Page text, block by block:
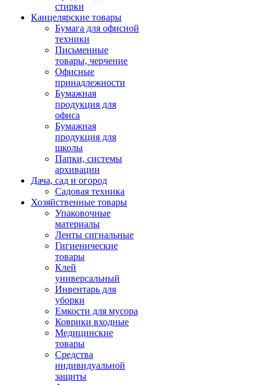
стирки
Канцелярские товары
Бумага для офисной
техники
Письменные
товары, черчение
Офисные
принадлежности
Бумажная
продукция для
офиса
Бумажная
продукция для
школы
Папки, системы
архивации
Дача, сад и огород
Садовая техника
Хозяйственные товары
Упаковочные
материалы
Ленты сигнальные
Гигиенические
товары
Клей
универсальный
Инвентарь для
уборки
Емкости для мусора
Коврики входные
Медицинские
товары
Средства
индивидуальной
защиты